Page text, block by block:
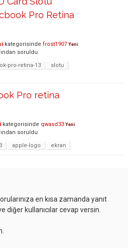
Pro Retina
kategorisinde frost1907 Yeni
soruldu
pro-retina-13
slotu
Pro retina
kategorisinde qwasd33 Yeni
soruldu
apple-logo ekran
en kısa zamanda yanıt
kullanıcılar cevap versin.